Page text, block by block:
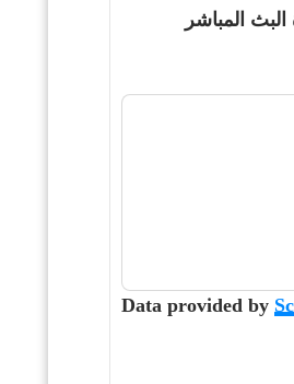
البث المباشر
Data provided by